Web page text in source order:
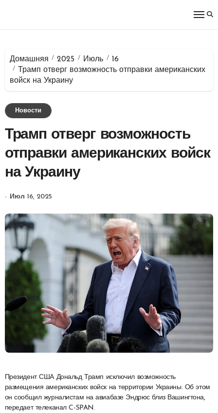
Домашняя 2025 Июль
16
Трамп отверг возможность отправки американских
войск на Украину
Новости
Трамп отверг возможность
отправки американских войск
на Украину
Июл 16, 2025
размещения американских войск на территории Украины. Об этом
он сообщил журналистам на авиабазе Эндрюс близ Вашингтона,
передает телеканал C-SPAN.